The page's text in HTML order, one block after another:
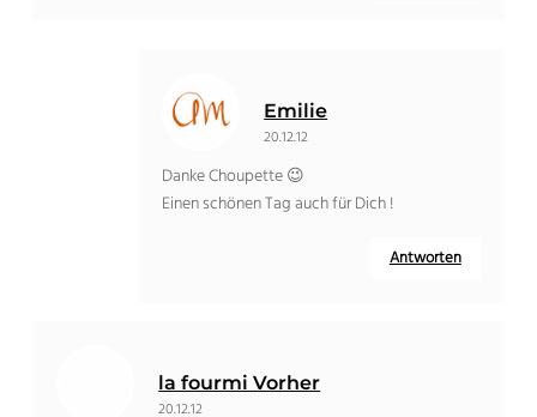
Emilie
20.12.12
Danke Choupette 😉
Einen schönen Tag auch für Dich !
Antworten
la fourmi Vorher
20.12.12